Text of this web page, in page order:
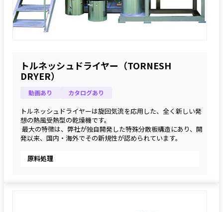
トルネッシュドライヤー（TORNESH
DRYER）
動画あり カタログあり
トルネッシュドライヤーは旋回気流を応用した、全く新しい発
想の熱風受熱型の乾燥機です。
最大の特徴は、弊社が独自開発した特殊分散板構造にあり、開
発以来、国内・海外でその新規性が認められています。
原料処理